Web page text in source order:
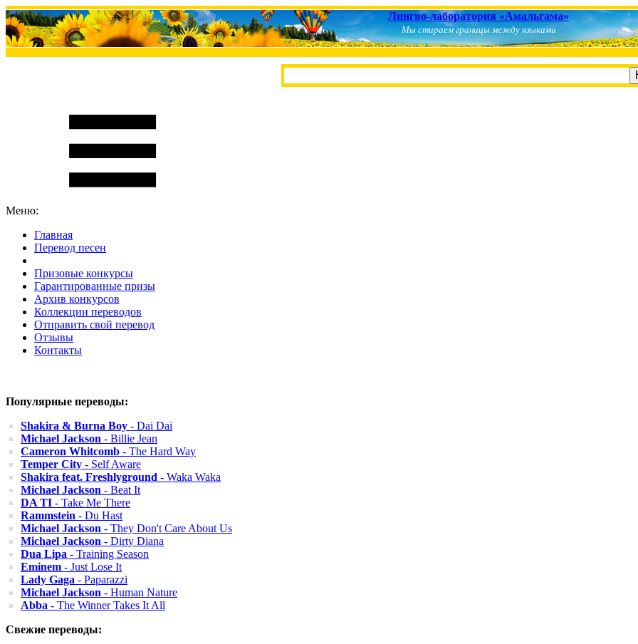
Лингво-лаборатория «Амальгама»
Мы стираем границы между языками
Меню:
Главная
Перевод песен
Призовые конкурсы
Гарантированные призы
Архив конкурсов
Коллекции переводов
Отправить свой перевод
Отзывы
Контакты
Популярные переводы:
Shakira & Burna Boy - Dai Dai
Michael Jackson - Billie Jean
Cameron Whitcomb - The Hard Way
Temper City - Self Aware
Shakira feat. Freshlyground - Waka Waka
Michael Jackson - Beat It
DA TI - Take Me There
Rammstein - Du Hast
Michael Jackson - They Don't Care About Us
Michael Jackson - Dirty Diana
Dua Lipa - Training Season
Eminem - Just Lose It
Lady Gaga - Paparazzi
Michael Jackson - Human Nature
Abba - The Winner Takes It All
Свежие переводы: